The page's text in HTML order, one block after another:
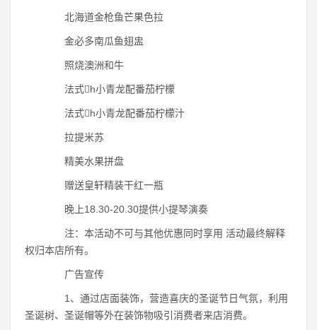
北海道金枪鱼芒果色拉
金必多南瓜鱼翅盅
照烧澳洲和牛
法式h小青龙配番茄柠檬
法式h小青龙配番茄柠檬汁
拉提米苏
精美水果拼盘
赠送皇轩精装干红一瓶
晚上18.30-20.30提供小提琴演奏
注：本活动不可与其他优惠同时享用 活动最终解释
权归本店所有。
广告宣传
1、通过店面装饰，营造喜庆的圣诞节日气氛，利用
圣诞树、圣诞帽等外在装饰物吸引消费者来店消费。